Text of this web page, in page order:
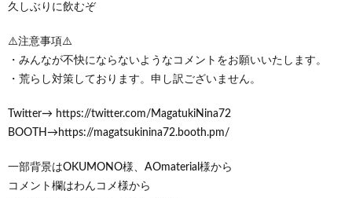
久しぶりに飲むぞ
⚠️注意事項⚠️
・みんなが不快にならないようなコメントをお願いいたします。
・荒らし対策しております。申し訳ございません。
Twitter→ https://twitter.com/MagatukiNina72
BOOTH→https://magatsukinina72.booth.pm/
一部背景はOKUMONO様、AOmaterial様から
コメント欄はわんコメ様から